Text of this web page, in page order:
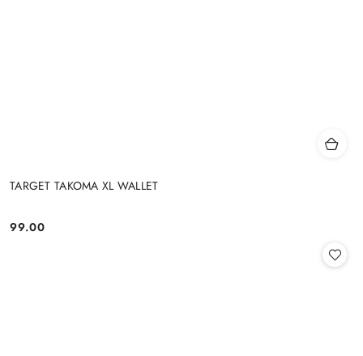
TARGET TAKOMA XL WALLET
Cena:
99.00